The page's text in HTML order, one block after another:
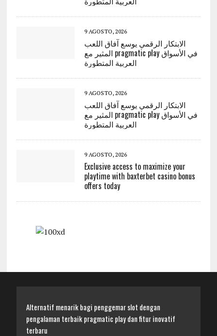
9 AGOSTO, 2026
الابتكار الرقمي يوسع آفاق اللعب
المثير مع pragmatic play في الأسواق
العربية المتطورة
9 AGOSTO, 2026
الابتكار الرقمي يوسع آفاق اللعب
المثير مع pragmatic play في الأسواق
العربية المتطورة
9 AGOSTO, 2026
Exclusive access to maximize your
playtime with baxterbet casino bonus
offers today
Alternatif menarik bagi penggemar slot dengan
pengalaman terbaik pragmatic play dan fitur inovatif
terbaru